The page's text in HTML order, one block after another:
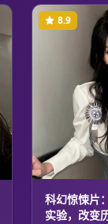
8.9
科幻惊悚片
实验，改变